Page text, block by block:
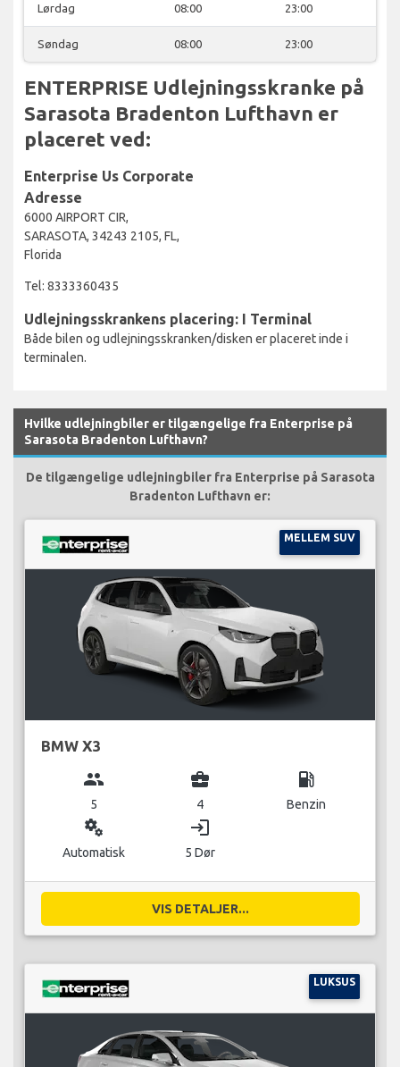
Lørdag 08:00 23:00
Søndag 08:00 23:00
ENTERPRISE Udlejningsskranke på
Sarasota Bradenton Lufthavn er
placeret ved:
Enterprise Us Corporate
Adresse
6000 AIRPORT CIR,
SARASOTA, 34243 2105, FL,
Florida
Tel: 8333360435
Udlejningsskrankens placering: I Terminal
Både bilen og udlejningsskranken/disken er placeret inde i
terminalen.
Hvilke udlejningbiler er tilgængelige fra Enterprise på
Sarasota Bradenton Lufthavn?
De tilgængelige udlejningbiler fra Enterprise på Sarasota
Bradenton Lufthavn er:
MELLEM SUV
BMW X3
group
5
business_center
4
local_gas_station
Benzin
miscellaneous_services
Automatisk
login
5 Dør
VIS DETALJER...
LUKSUS